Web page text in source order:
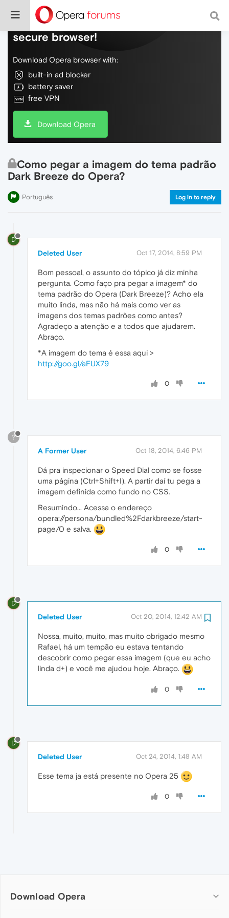
Do more on the web, with a fast and
secure browser!
Download Opera browser with:
built-in ad blocker
battery saver
free VPN
Download Opera
Como pegar a imagem do tema padrão
Dark Breeze do Opera?
Português Log in to reply
D
Deleted User Oct 17, 2014, 8:59 PM
Bom pessoal, o assunto do tópico já diz minha
pergunta. Como faço pra pegar a imagem* do
tema padrão do Opera (Dark Breeze)? Acho ela
muito linda, mas não há mais como ver as
imagens dos temas padrões como antes?
Agradeço a atenção e a todos que ajudarem.
Abraço.
*A imagem do tema é essa aqui >
http://goo.gl/aFUX79
0
?
A Former User Oct 18, 2014, 6:46 PM
Dá pra inspecionar o Speed Dial como se fosse
uma página (Ctrl+Shift+I). A partir daí tu pega a
imagem definida como fundo no CSS.
Resumindo... Acessa o endereço
opera://persona/bundled%2Fdarkbreeze/start-
page/0 e salva.
0
D
Deleted User Oct 20, 2014, 12:42 AM
Nossa, muito, muito, mas muito obrigado mesmo
Rafael, há um tempão eu estava tentando
descobrir como pegar essa imagem (que eu acho
linda d+) e você me ajudou hoje. Abraço.
0
D
Deleted User Oct 24, 2014, 1:48 AM
Esse tema ja está presente no Opera 25
0
Download Opera